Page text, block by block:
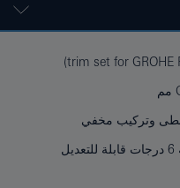
trim set for GROHE